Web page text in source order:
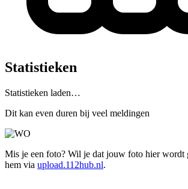
Statistieken
Statistieken laden…
Dit kan even duren bij veel meldingen
Mis je een foto? Wil je dat jouw foto hier wordt
hem via upload.112hub.nl.